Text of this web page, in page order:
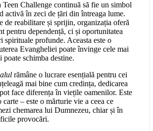
Teen Challenge continuă să fie un simbol
activă în zeci de țări din întreaga lume.
de reabilitare și sprijin, organizația oferă
pentru dependență, ci și oportunitatea
spirituale profunde. Aceasta este o
Evangheliei poate învinge cele mai
poate schimba destine.
rămâne o lucrare esențială pentru cei
mai bine cum credința, dedicarea
face diferența în viețile oamenilor. Este
– este o mărturie vie a ceea ce
chemarea lui Dumnezeu, chiar și în
provocări.